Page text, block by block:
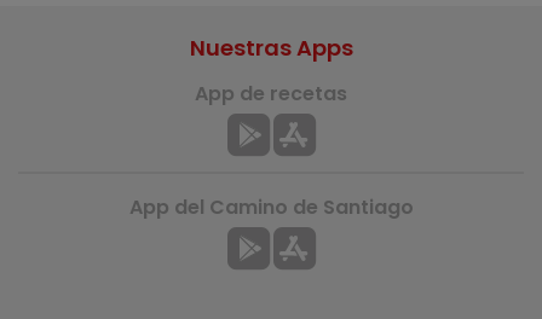
Nuestras Apps
App de recetas
App del Camino de Santiago